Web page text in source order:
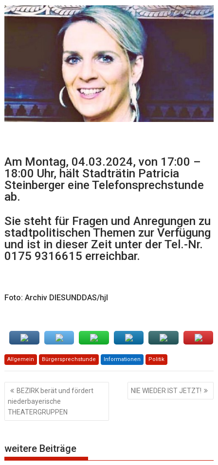
Am Montag, 04.03.2024, von 17:00 –
18:00 Uhr, hält Stadträtin Patricia
Steinberger eine Telefonsprechstunde
ab.
Sie steht für Fragen und Anregungen zu
stadtpolitischen Themen zur Verfügung
und ist in dieser Zeit unter der Tel.-Nr.
0175 9316615 erreichbar.
Foto: Archiv DIESUNDDAS/hjl
Allgemein Bürgersprechstunde Informationen Politik
Beitragsnavigation
BEZIRK berät und fördert
niederbayerische
THEATERGRUPPEN
NIE WIEDER IST JETZT!
weitere Beiträge